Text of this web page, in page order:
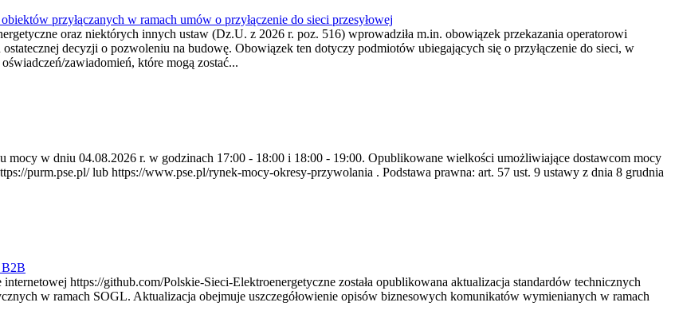
przyłączanych w ramach umów o przyłączenie do sieci przesyłowej
oraz niektórych innych ustaw (Dz.U. z 2026 r. poz. 516) wprowadziła m.in. obowiązek przekazania operatorowi
decyzji o pozwoleniu na budowę. Obowiązek ten dotyczy podmiotów ubiegających się o przyłączenie do sieci, w
zawiadomień, które mogą zostać...
mocy w dniu 04.08.2026 r. w godzinach 17:00 - 18:00 i 18:00 - 19:00. Opublikowane wielkości umożliwiające dostawcom mocy
purm.pse.pl/ lub https://www.pse.pl/rynek-mocy-okresy-przywolania . Podstawa prawna: art. 57 ust. 9 ustawy z dnia 8 grudnia
B2B
https://github.com/Polskie-Sieci-Elektroenergetyczne została opublikowana aktualizacja standardów technicznych
w ramach SOGL. Aktualizacja obejmuje uszczegółowienie opisów biznesowych komunikatów wymienianych w ramach